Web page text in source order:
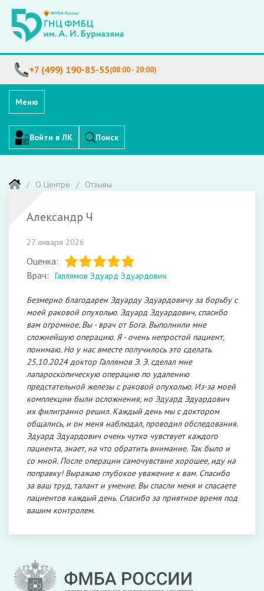
+7 (499) 190-85-55(08:00 - 20:00)
Меню
Войти в ЛК Поиск
О Центре Отзывы
Александр Ч
27 января 2026
Оценка:
Врач:
Галлямов Эдуард Эдуардович
Безмерно благодарен Эдуарду Эдуардовичу за борьбу с
моей раковой опухолью. Эдуард Эдуардович, спасибо
вам огромное. Вы - врач от Бога. Выполнили мне
сложнейшую операцию. Я - очень непростой пациент,
понимаю. Но у нас вместе получилось это сделать.
25.10.2024 доктор Галлямов Э. Э. сделал мне
лапароскопическую операцию по удалению
предстательной железы с раковой опухолью. Из-за моей
комплекции были осложнения, но Эдуард Эдуардович
их филигранно решил. Каждый день мы с доктором
общались, и он меня наблюдал, проводил обследования.
Эдуард Эдуардович очень чутко чувствует каждого
пациента, знает, на что обратить внимание. Так было и
со мной. После операции самочувствие хорошее, иду на
поправку! Выражаю глубокое уважение к вам. Спасибо
за ваш труд, талант и умение. Вы спасли меня и спасаете
пациентов каждый день. Спасибо за приятное время под
вашим контролем.